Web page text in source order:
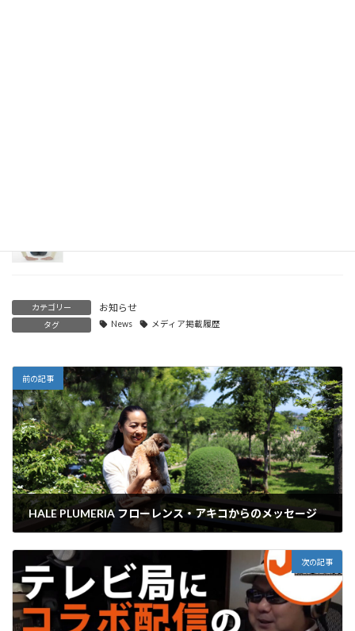
カテゴリー お知らせ
タグ News メディア掲載履歴
前の記事
HALE PLUMERIA フローレンス・アキコからのメッセージ
次の記事